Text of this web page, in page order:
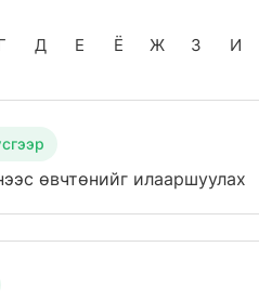
Д Е Ё Ж З И
өвчтөнийг илааршуулах